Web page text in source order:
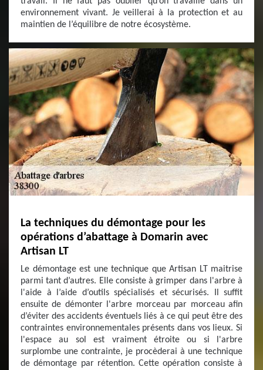
environnement vivant. Je veillerai à la protection et au
maintien de l’équilibre de notre écosystème.
La techniques du démontage pour les
opérations d’abattage à Domarin avec
Artisan LT
Le démontage est une technique que Artisan LT maitrise
parmi tant d’autres. Elle consiste à grimper dans l'arbre à
l'aide à l’aide d’outils spécialisés et sécurisés. Il suffit
ensuite de démonter l'arbre morceau par morceau afin
d’éviter des accidents éventuels liés à ce qui peut être des
contraintes environnementales présents dans vos lieux. Si
l'espace au sol est vraiment étroite ou si l'arbre
surplombe une contrainte, je procèderai à une technique
de démontage par rétention. Cette opération consiste à